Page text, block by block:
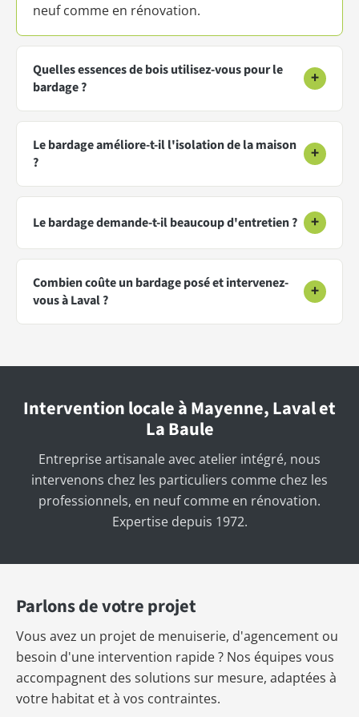
neuf comme en rénovation.
Quelles essences de bois utilisez-vous pour le
bardage ?
+
Le bardage améliore-t-il l'isolation de la maison
?
+
Le bardage demande-t-il beaucoup d'entretien ? +
Combien coûte un bardage posé et intervenez-
vous à Laval ?
+
Intervention locale à Mayenne, Laval et
La Baule
Entreprise artisanale avec atelier intégré, nous
intervenons chez les particuliers comme chez les
professionnels, en neuf comme en rénovation.
Expertise depuis 1972.
Parlons de votre projet
Vous avez un projet de menuiserie, d'agencement ou
besoin d'une intervention rapide ? Nos équipes vous
accompagnent des solutions sur mesure, adaptées à
votre habitat et à vos contraintes.